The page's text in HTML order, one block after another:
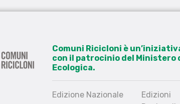
Comuni Ricicloni è
con il patrocinio del Ministero
Ecologica.
Edizione Nazionale
Edizioni